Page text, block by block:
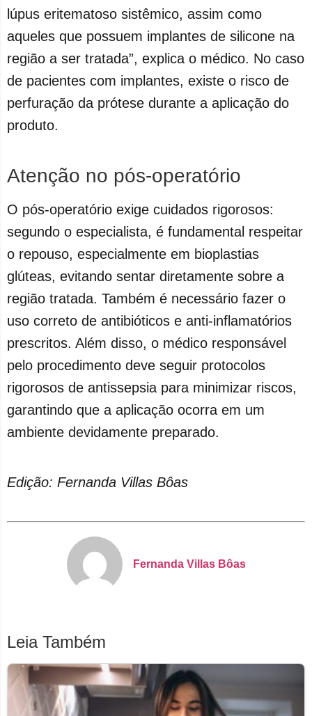
lúpus eritematoso sistêmico, assim como
aqueles que possuem implantes de silicone na
região a ser tratada”, explica o médico. No caso
de pacientes com implantes, existe o risco de
perfuração da prótese durante a aplicação do
produto.
Atenção no pós-operatório
O pós-operatório exige cuidados rigorosos:
segundo o especialista, é fundamental respeitar
o repouso, especialmente em bioplastias
glúteas, evitando sentar diretamente sobre a
região tratada. Também é necessário fazer o
uso correto de antibióticos e anti-inflamatórios
prescritos. Além disso, o médico responsável
pelo procedimento deve seguir protocolos
rigorosos de antissepsia para minimizar riscos,
garantindo que a aplicação ocorra em um
ambiente devidamente preparado.
Edição: Fernanda Villas Bôas
Fernanda Villas Bôas
Leia Também